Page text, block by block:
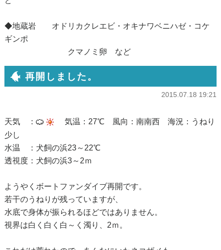
◆地蔵岩 オドリカクレエビ・オキナワベニハゼ・コケ
ギンポ
クマノミ卵 など
再開しました。
2015.07.18 19:21
天気 ：
気温：27℃ 風向：南南西 海況：うねり
少し
水温 ：犬飼の浜23～22℃
透視度：犬飼の浜3～2ｍ
ようやくボートファンダイブ再開です。
若干のうねりが残っていますが、
水底で身体が振られるほどではありません。
視界は白く白く白～く濁り、2ｍ。